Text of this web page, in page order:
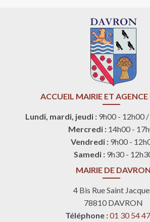
ACCUEIL MAIRIE ET
Lundi, mardi, jeudi : 9h00 - 12h00
Mercredi : 14h00 -
Vendredi : 9h00 -
Samedi : 9h30 -
MAIRIE DE DAVRON
4 Bis Rue Saint
78810 DAVRON
Téléphone :01 30 54